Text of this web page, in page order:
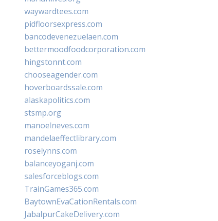
waywardtees.com
pidfloorsexpress.com
bancodevenezuelaen.com
bettermoodfoodcorporation.com
hingstonnt.com
chooseagender.com
hoverboardssale.com
alaskapolitics.com
stsmp.org
manoelneves.com
mandelaeffectlibrary.com
roselynns.com
balanceyoganj.com
salesforceblogs.com
TrainGames365.com
BaytownEvaCationRentals.com
JabalpurCakeDelivery.com